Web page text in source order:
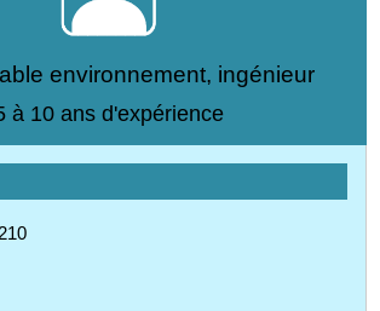
environnement, ingénieur
à 10 ans d'expérience